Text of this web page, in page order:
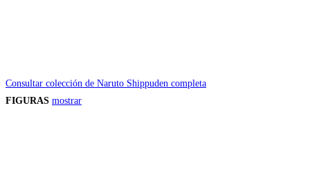
Consultar colección de Naruto Shippuden completa
FIGURAS mostrar